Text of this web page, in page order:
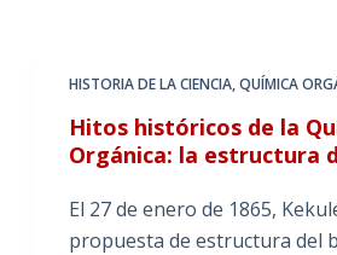
HISTORIA DE LA CIENCIA,QUÍMICA
Hitos históricos de la
Orgánica: la estructura
El 27 de enero de 1865,
propuesta de estructura del